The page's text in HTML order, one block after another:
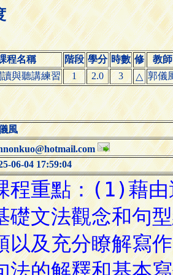
程名稱 階段 學分 時數 修
教師
與聽講練習 1 2.0 3 △ 郭儀
風
06-04 17:59:04